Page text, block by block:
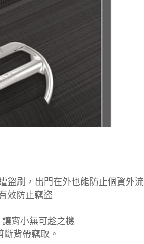
盜刷，出門在外也能防止個資外流
效防止竊盜
宵小無可趁之機
背帶竊取。